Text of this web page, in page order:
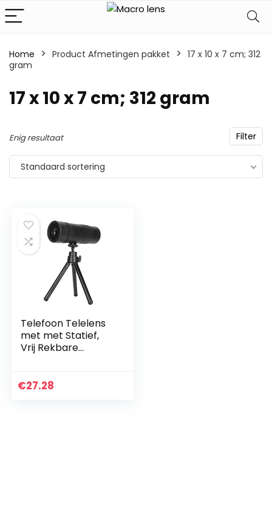
Home Product Afmetingen pakket
‎17 x 10 x 7 cm; 312
gram
‎17 x 10 x 7 cm; 312 gram
Filter
Enig resultaat
Standaard sortering
Telefoon Telelens
met met Statief,
Vrij Rekbare
Statief voor
€27.28